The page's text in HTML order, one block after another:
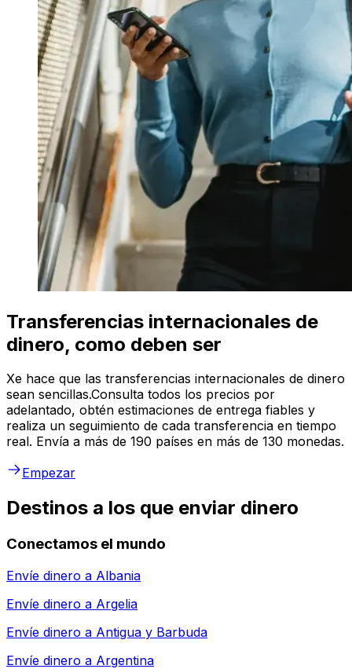
Transferencias internacionales de
dinero, como deben ser
Xe hace que las transferencias internacionales de dinero
sean sencillas.Consulta todos los precios por
adelantado, obtén estimaciones de entrega fiables y
realiza un seguimiento de cada transferencia en tiempo
real. Envía a más de 190 países en más de 130 monedas.
Empezar
Destinos a los que enviar dinero
Conectamos el mundo
Envíe dinero a Albania
Envíe dinero a Argelia
Envíe dinero a Antigua y Barbuda
Envíe dinero a Argentina